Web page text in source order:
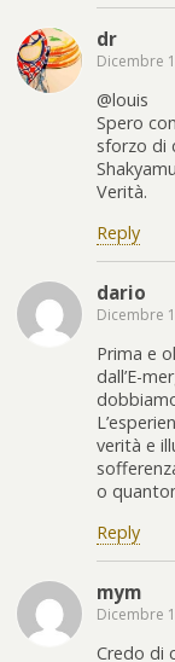
dr
Dicembre
@louis
Spero
sforzo di
Verità.
Reply
dario
Dicembre
Prima e
dall’E-
verità e
o
Reply
mym
Dicembre
Credo di